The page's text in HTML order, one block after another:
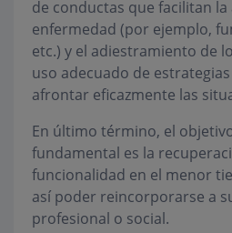
de conductas que facilitan
enfermedad (por ejemplo,
etc.) y el adiestramiento de
uso adecuado de
afrontar eficazmente las
En último término, el
fundamental es la
funcionalidad en el menor
así poder reincorporarse a
profesional o social.